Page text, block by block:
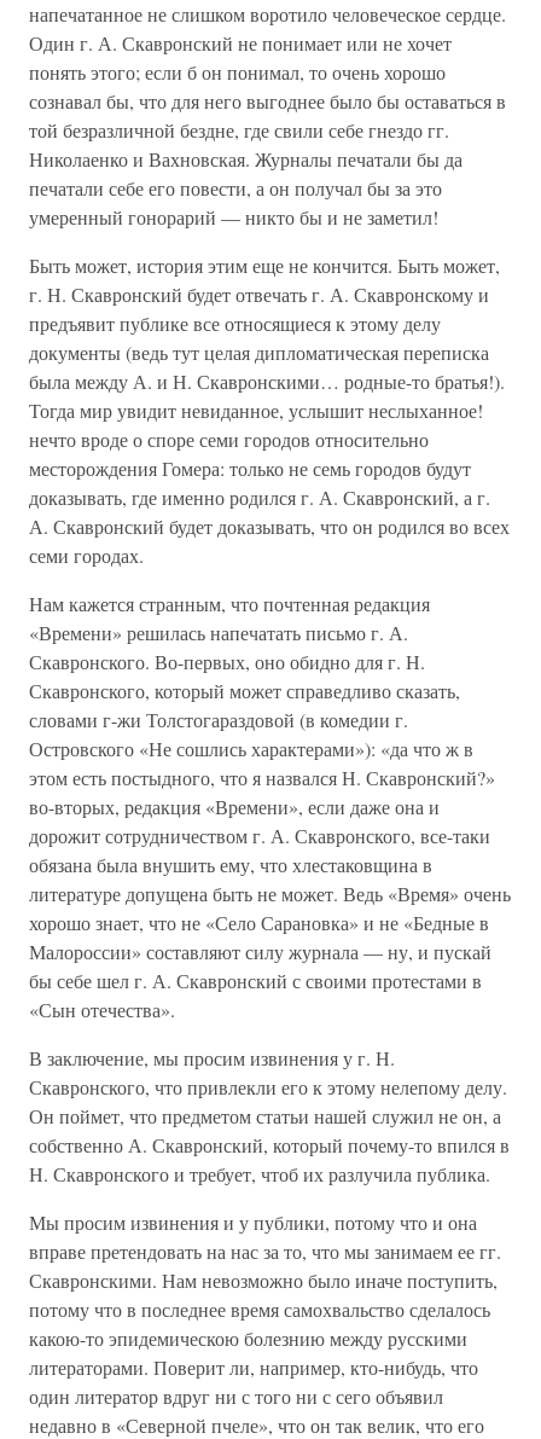
напечатанное не слишком воротило человеческое сердце.
Один г. А. Скавронский не понимает или не хочет
понять этого; если б он понимал, то очень хорошо
сознавал бы, что для него выгоднее было бы оставаться в
той безразличной бездне, где свили себе гнездо гг.
Николаенко и Вахновская. Журналы печатали бы да
печатали себе его повести, а он получал бы за это
умеренный гонорарий — никто бы и не заметил!
Быть может, история этим еще не кончится. Быть может,
г. Н. Скавронский будет отвечать г. А. Скавронскому и
предъявит публике все относящиеся к этому делу
документы (ведь тут целая дипломатическая переписка
была между А. и Н. Скавронскими… родные-то братья!).
Тогда мир увидит невиданное, услышит неслыханное!
нечто вроде о споре семи городов относительно
месторождения Гомера: только не семь городов будут
доказывать, где именно родился г. А. Скавронский, а г.
А. Скавронский будет доказывать, что он родился во всех
семи городах.
Нам кажется странным, что почтенная редакция
«Времени» решилась напечатать письмо г. А.
Скавронского. Во-первых, оно обидно для г. Н.
Скавронского, который может справедливо сказать,
словами г-жи Толстогараздовой (в комедии г.
Островского «Не сошлись характерами»): «да что ж в
этом есть постыдного, что я назвался Н. Скавронский?»
во-вторых, редакция «Времени», если даже она и
дорожит сотрудничеством г. А. Скавронского, все-таки
обязана была внушить ему, что хлестаковщина в
литературе допущена быть не может. Ведь «Время» очень
хорошо знает, что не «Село Сарановка» и не «Бедные в
Малороссии» составляют силу журнала — ну, и пускай
бы себе шел г. А. Скавронский с своими протестами в
«Сын отечества».
В заключение, мы просим извинения у г. Н.
Скавронского, что привлекли его к этому нелепому делу.
Он поймет, что предметом статьи нашей служил не он, а
собственно А. Скавронский, который почему-то впился в
Н. Скавронского и требует, чтоб их разлучила публика.
Мы просим извинения и у публики, потому что и она
вправе претендовать на нас за то, что мы занимаем ее гг.
Скавронскими. Нам невозможно было иначе поступить,
потому что в последнее время самохвальство сделалось
какою-то эпидемическою болезнию между русскими
литераторами. Поверит ли, например, кто-нибудь, что
один литератор вдруг ни с того ни с сего объявил
недавно в «Северной пчеле», что он так велик, что его